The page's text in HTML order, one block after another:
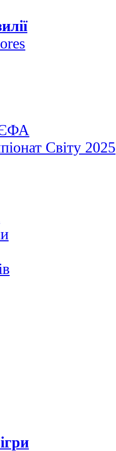
Світу 2025